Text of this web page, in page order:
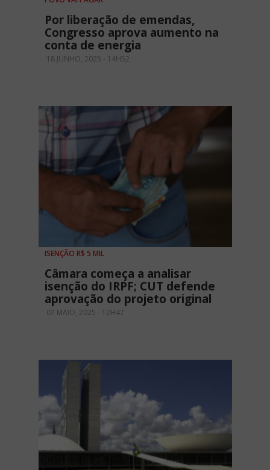
Por liberação de emendas,
Congresso aprova aumento na
conta de energia
18 JUNHO, 2025 - 14H52
ISENÇÃO R$ 5 MIL
Câmara começa a analisar
isenção do IRPF; CUT defende
aprovação do projeto original
07 MAIO, 2025 - 12H47